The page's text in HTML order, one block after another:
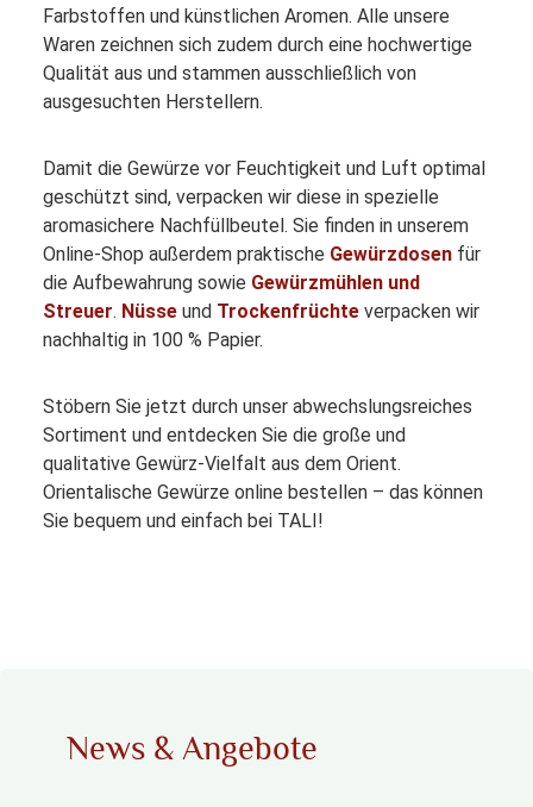
Farbstoffen und künstlichen Aromen. Alle unsere
Waren zeichnen sich zudem durch eine hochwertige
Qualität aus und stammen ausschließlich von
ausgesuchten Herstellern.
Damit die Gewürze vor Feuchtigkeit und Luft optimal
geschützt sind, verpacken wir diese in spezielle
aromasichere Nachfüllbeutel. Sie finden in unserem
Online-Shop außerdem praktische Gewürzdosen für
die Aufbewahrung sowie Gewürzmühlen und
Streuer. Nüsse und Trockenfrüchte verpacken wir
nachhaltig in 100 % Papier.
Stöbern Sie jetzt durch unser abwechslungsreiches
Sortiment und entdecken Sie die große und
qualitative Gewürz-Vielfalt aus dem Orient.
Orientalische Gewürze online bestellen – das können
Sie bequem und einfach bei TALI!
News & Angebote